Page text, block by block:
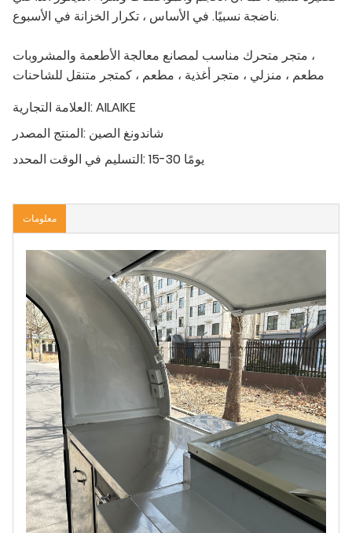
ناضجة نسبيًا. في الأساس ، تكرار الخزانة في الأسبوع.
متجر متحرك مناسب لمصانع معالجة الأطعمة والمشروبات ،
مطعم ، منزلي ، متجر أغذية ، مطعم ، كمتجر متنقل للشاحنات
العلامة التجارية:AILAIKE
المنتج المصدر: شاندونغ الصين
التسليم في الوقت المحدد:
15-30 يومًا
معلومات